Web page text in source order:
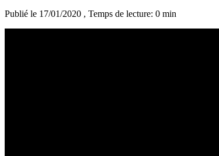
Publié le 17/01/2020 , Temps de lecture: 0 min